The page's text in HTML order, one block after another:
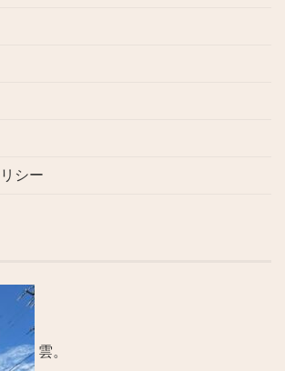
シー
雲。